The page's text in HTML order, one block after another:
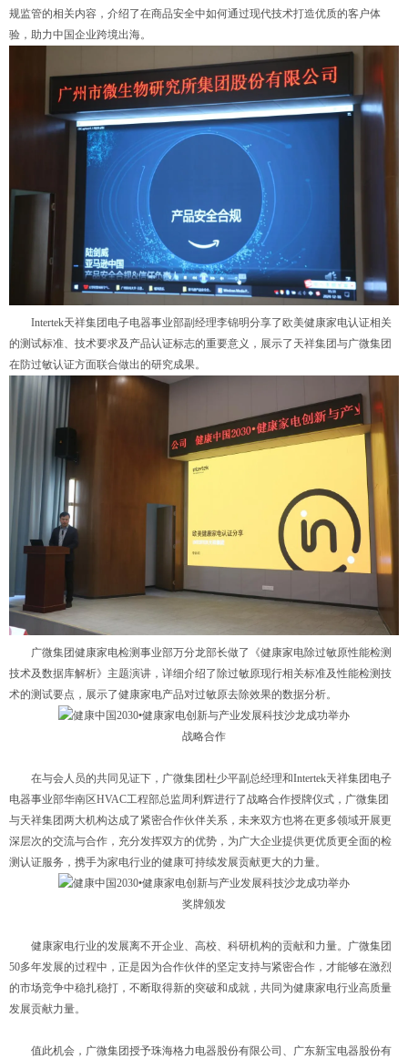
规监管的相关内容，介绍了在商品安全中如何通过现代技术打造优质的客户体
验，助力中国企业跨境出海。
Intertek天祥集团电子电器事业部副经理李锦明分享了欧美健康家电认证相关
的测试标准、技术要求及产品认证标志的重要意义，展示了天祥集团与广微集团
在防过敏认证方面联合做出的研究成果。
广微集团健康家电检测事业部万分龙部长做了《健康家电除过敏原性能检测
技术及数据库解析》主题演讲，详细介绍了除过敏原现行相关标准及性能检测技
术的测试要点，展示了健康家电产品对过敏原去除效果的数据分析。
战略合作
在与会人员的共同见证下，广微集团杜少平副总经理和Intertek天祥集团电子
电器事业部华南区HVAC工程部总监周利辉进行了战略合作授牌仪式，广微集团
与天祥集团两大机构达成了紧密合作伙伴关系，未来双方也将在更多领域开展更
深层次的交流与合作，充分发挥双方的优势，为广大企业提供更优质更全面的检
测认证服务，携手为家电行业的健康可持续发展贡献更大的力量。
奖牌颁发
健康家电行业的发展离不开企业、高校、科研机构的贡献和力量。广微集团
50多年发展的过程中，正是因为合作伙伴的坚定支持与紧密合作，才能够在激烈
的市场竞争中稳扎稳打，不断取得新的突破和成就，共同为健康家电行业高质量
发展贡献力量。
值此机会，广微集团授予珠海格力电器股份有限公司、广东新宝电器股份有